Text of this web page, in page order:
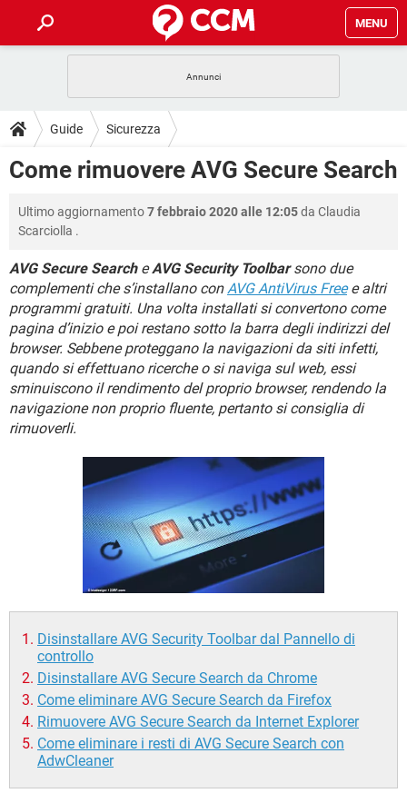
MENU
INTRATTENIMENTO
iOS WINDOWS 10
TIKTOK
GUIDE
COVID-19
INTRATTENIMENTO ANDROID
iOS WINDOWS 10
TIKTOK FACEBOOK
HARDWARE
DOWNLOAD
INTRATTENIMENTO
INSTAGRAM WHATSAPP
TIKTOK FACEBOOK
HARDWARE
FORUM
INTRATTENIMENTO ANDROID
iOS WINDOWS 10
INSTAGRAM WHATSAPP
TIKTOK FACEBOOK
HARDWARE
COVID-19 GAMING
INTRATTENIMENTO ANDROID
iOS WINDOWS 10
INSTAGRAM WHATSAPP
TIKTOK FACEBOOK
Guide Sicurezza
Come rimuovere AVG Secure Search
Ultimo aggiornamento7 febbraio 2020 alle 12:05da Claudia
Scarciolla .
AVG Secure SearcheAVG Security Toolbarsono due
complementi che s’installano conAVG AntiVirus Freee altri
programmi gratuiti. Una volta installati si convertono come
pagina d’inizio e poi restano sotto la barra degli indirizzi del
browser. Sebbene proteggano la navigazioni da siti infetti,
quando si effettuano ricerche o si naviga sul web, essi
sminuiscono il rendimento del proprio browser, rendendo la
navigazione non proprio fluente, pertanto si consiglia di
rimuoverli.
Disinstallare AVG Security Toolbar dal Pannello di
controllo
Disinstallare AVG Secure Search da Chrome
Come eliminare AVG Secure Search da Firefox
Rimuovere AVG Secure Search da Internet Explorer
Come eliminare i resti di AVG Secure Search con
AdwCleaner